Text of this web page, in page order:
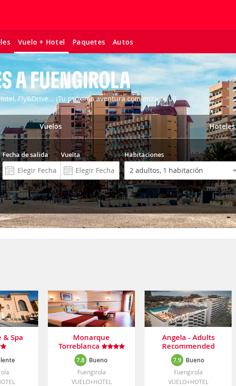
Vuelo + Hotel Paquetes Autos
A FUENGIROLA
Fly&Drive... ¡Tu próxima aventura comienza aquí!
Vuelos Hoteles
Fecha de salida Vuelta Habitaciones
& Spa
Monarque
Torreblanca
7.8 Bueno
Fuengirola
VUELO+HOTEL
Angela - Adults
Recommended
7.9 Bueno
Fuengirola
VUELO+HOTEL